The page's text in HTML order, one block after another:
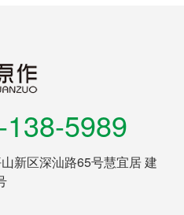
5989
新区深汕路65号慧宜居 建